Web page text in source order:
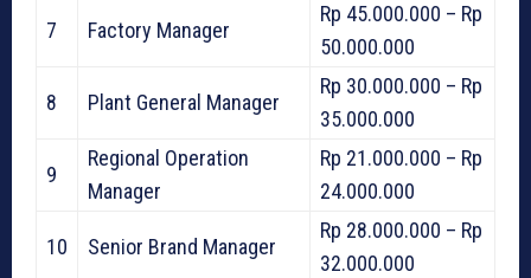
7 Factory Manager
Rp 45.000.000 – Rp
50.000.000
8 Plant General Manager
Rp 30.000.000 – Rp
35.000.000
9
Regional Operation
Manager
Rp 21.000.000 – Rp
24.000.000
10 Senior Brand Manager
Rp 28.000.000 – Rp
32.000.000